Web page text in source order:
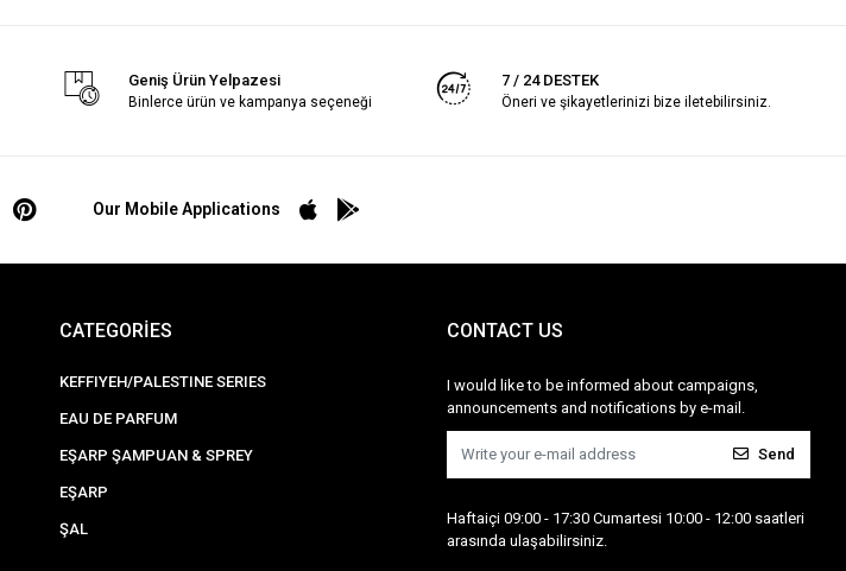
Geniş Ürün Yelpazesi
Binlerce ürün ve kampanya seçeneği
7 / 24 DESTEK
Öneri ve şikayetlerinizi bize iletebilirsiniz.
Our Mobile Applications
CATEGORİES
KEFFIYEH/PALESTINE SERIES
EAU DE PARFUM
EŞARP ŞAMPUAN & SPREY
EŞARP
ŞAL
CONTACT US
I would like to be informed about campaigns,
announcements and notifications by e-mail.
Send
Haftaiçi 09:00 - 17:30 Cumartesi 10:00 - 12:00 saatleri
arasında ulaşabilirsiniz.